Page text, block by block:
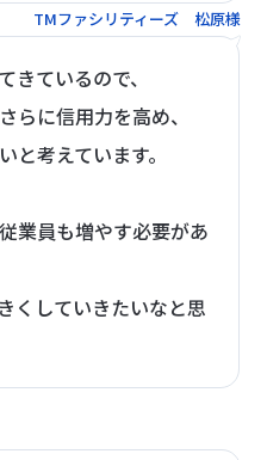
TMファシリティーズ 松原様
きているので、
らに信用力を高め、
と考えています。
業員も増やす必要があ
くしていきたいなと思